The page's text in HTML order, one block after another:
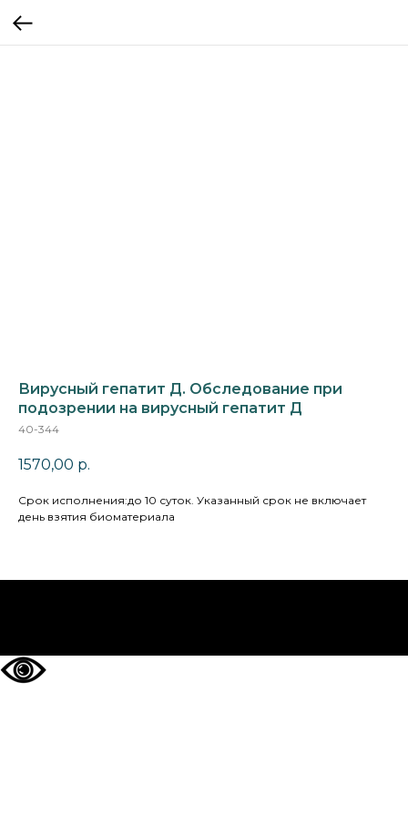
Вирусный гепатит Д. Обследование при
подозрении на вирусный гепатит Д
40-344
1570,00 р.
Cрок исполнения:до 10 суток. Указанный срок не включает
день взятия биоматериала